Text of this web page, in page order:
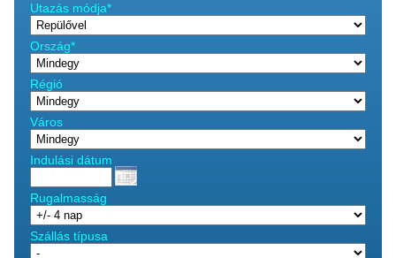
Utazás módja*
Ország*
Régió
Város
Indulási dátum
Rugalmasság
Szállás típusa